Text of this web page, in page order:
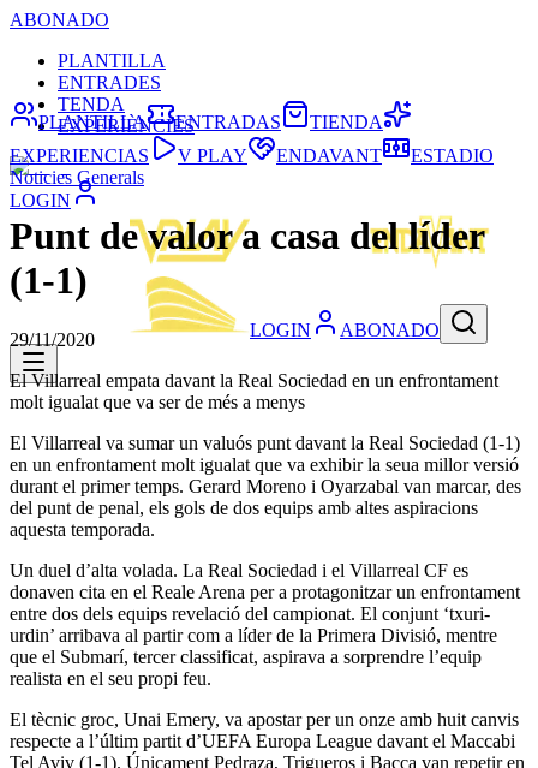
ABONADO
PLANTILLA
ENTRADES
TENDA
EXPERIÈNCIES
LOGIN
LOGIN ABONADO
PLANTILLA ENTRADAS
TIENDA
EXPERIENCIAS
V PLAY ENDAVANT
ESTADIO
Noticies Generals
Punt de valor a casa del líder
(1-1)
29/11/2020
El Villarreal empata davant la Real Sociedad en un enfrontament
molt igualat que va ser de més a menys
El Villarreal va sumar un valuós punt davant la Real Sociedad (1-1)
en un enfrontament molt igualat que va exhibir la seua millor versió
durant el primer temps. Gerard Moreno i Oyarzabal van marcar, des
del punt de penal, els gols de dos equips amb altes aspiracions
aquesta temporada.
Un duel d’alta volada. La Real Sociedad i el Villarreal CF es
donaven cita en el Reale Arena per a protagonitzar un enfrontament
entre dos dels equips revelació del campionat. El conjunt ‘txuri-
urdin’ arribava al partir com a líder de la Primera Divisió, mentre
que el Submarí, tercer classificat, aspirava a sorprendre l’equip
realista en el seu propi feu.
El tècnic groc, Unai Emery, va apostar per un onze amb huit canvis
respecte a l’últim partit d’UEFA Europa League davant el Maccabi
Tel Aviv (1-1). Únicament Pedraza, Trigueros i Bacca van repetir en